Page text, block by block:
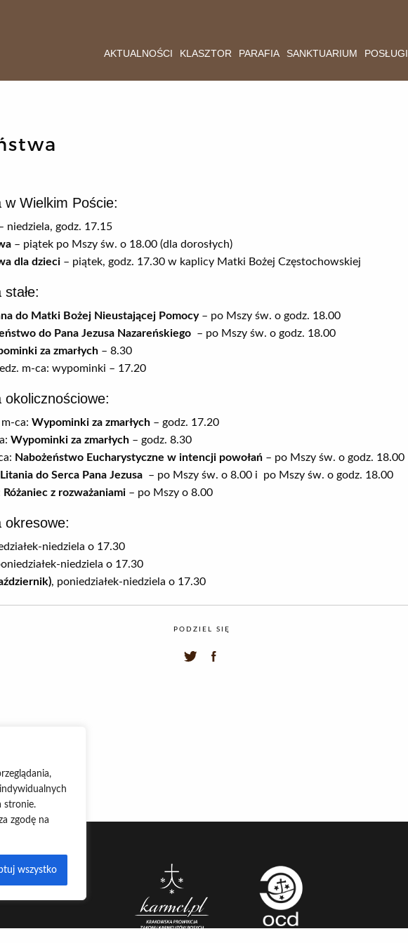
stronie.
zgodę na
wszystko
AKTUALNOŚCI KLASZTOR PARAFIA SANKTUARIUM POSŁUGI
w Wielkim Poście:
niedziela, godz. 17.15
– piątek po Mszy św. o 18.00 (dla dorosłych)
dla dzieci – piątek, godz. 17.30 w kaplicy Matki Bożej Częstochowskiej
do Matki Bożej Nieustającej Pomocy– po Mszy św. o godz. 18.00
do Pana Jezusa Nazareńskiego – po Mszy św. o godz. 18.00
za zmarłych – 8.30
m-ca: wypominki – 17.20
okolicznościowe:
m-ca: Wypominki za zmarłych – godz. 17.20
Wypominki za zmarłych – godz. 8.30
Nabożeństwo Eucharystyczne w intencji powołań – po Mszy św. o godz. 18.00
Litania do Serca Pana Jezusa – po Mszy św. o 8.00 i po Mszy św. o godz. 18.00
Różaniec z rozważaniami – po Mszy o 8.00
okresowe:
niedziela o 17.30
niedziela o 17.30
, poniedziałek-niedziela o 17.30
PODZIEL SIĘ